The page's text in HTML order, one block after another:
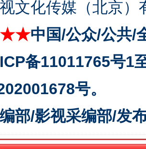
文化传媒（北京）
中国/公众/公共/
备11011765号1
号。
部/影视采编部/发
今